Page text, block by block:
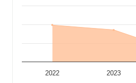
2022 2023